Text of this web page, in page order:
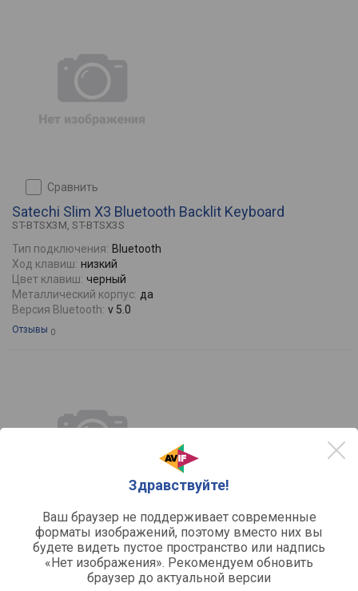
Здравствуйте!
Ваш браузер не поддерживает современные
форматы изображений, поэтому вместо них вы
будете видеть пустое пространство или надпись
«Нет изображения». Рекомендуем обновить
браузер до актуальной версии
сравнить
Satechi Slim X3 Bluetooth Backlit Keyboard
ST-BTSX3M, ST-BTSX3S
Тип подключения: Bluetooth
Ход клавиш: низкий
Цвет клавиш: черный
Металлический корпус: да
Версия Bluetooth: v 5.0
Отзывы 0
сравнить
Satechi Slim W3 Wired Backlit Keyboard
Тип подключения:
проводная